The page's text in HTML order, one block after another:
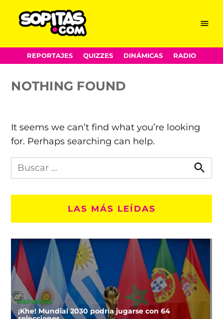
content
Menu
REPORTAJES QUIZZES DINÁMICAS RADIO
las ciudades mas caras
del mundo
NOTHING FOUND
It seems we can’t find what you’re looking
for. Perhaps searching can help.
Busca
en
LAS MÁS LEÍDAS
DEPORTES
¡Khe! Mundial 2030 podría jugarse con 64